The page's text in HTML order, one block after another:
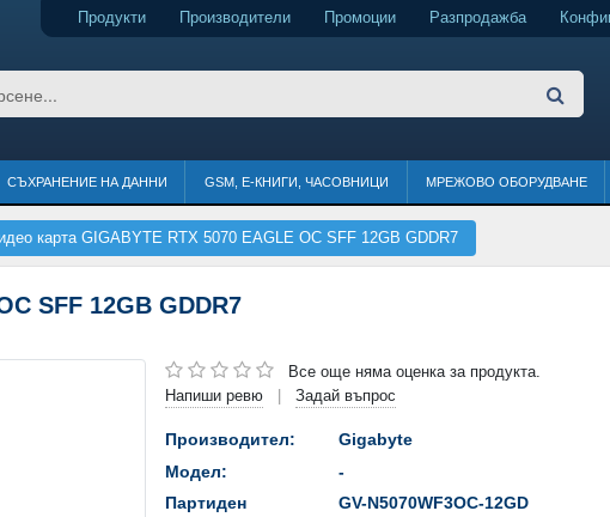
Продукти Производители Промоции Разпродажба
СЪХРАНЕНИЕ НА ДАННИ GSM, Е-КНИГИ, ЧАСОВНИЦИ МРЕЖОВО ОБОРУДВАНЕ
карта GIGABYTE RTX 5070 EAGLE OC SFF 12GB GDDR7
SFF 12GB GDDR7
Все още няма оценка за продукта.
Напиши ревю
Задай въпрос
Производител:
Gigabyte
Модел:
-
Партиден
GV-N5070WF3OC-12GD